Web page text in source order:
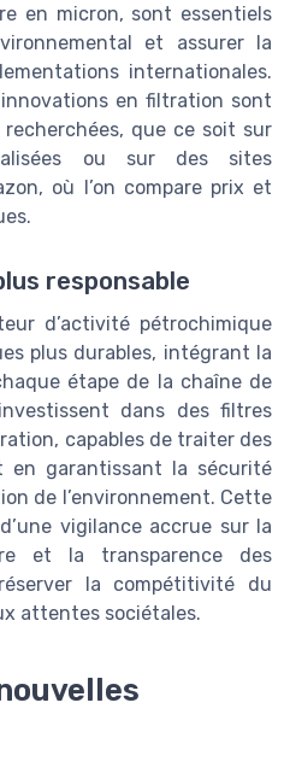
en micron, sont essentiels
et assurer la
internationales.
en filtration sont
recherchées, que ce soit sur
ou sur des sites
où l’on compare prix et
responsable
d’activité pétrochimique
plus durables, intégrant la
étape de la chaîne de
dans des filtres
capables de traiter des
en garantissant la sécurité
de l’environnement. Cette
vigilance accrue sur la
et la transparence des
la compétitivité du
attentes sociétales.